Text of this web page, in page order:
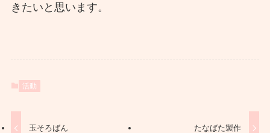
きたいと思います。
活動
玉そろばん たなばた製作